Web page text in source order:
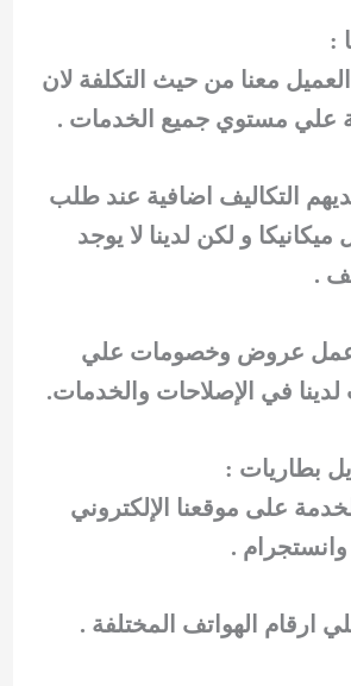
:
معنا من حيث التكلفة لان
علي مستوي جميع الخدمات .
التكاليف اضافية عند طلب
و لكن لدينا لا يوجد
.
عمل عروض وخصومات علي
لدينا في الإصلاحات والخدمات.
بطاريات :
على موقعنا الإلكتروني
.
ارقام الهواتف المختلفة .